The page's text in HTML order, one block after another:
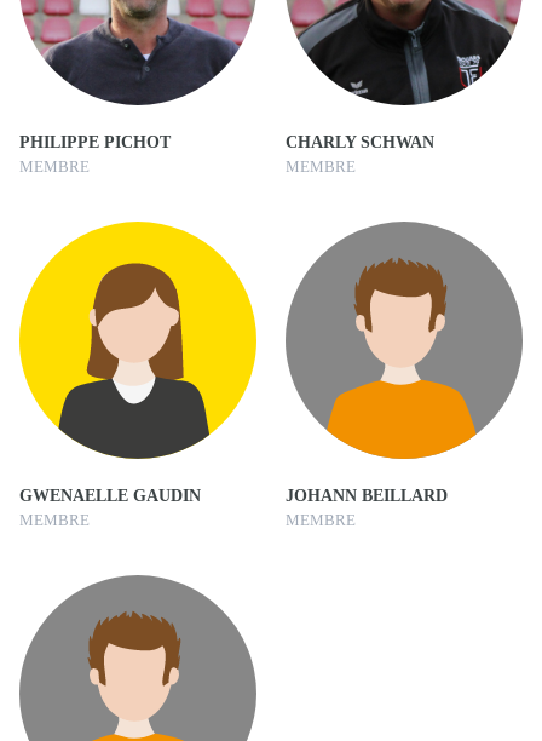
PHILIPPE PICHOT
MEMBRE
CHARLY SCHWAN
MEMBRE
GWENAELLE GAUDIN
MEMBRE
JOHANN BEILLARD
MEMBRE